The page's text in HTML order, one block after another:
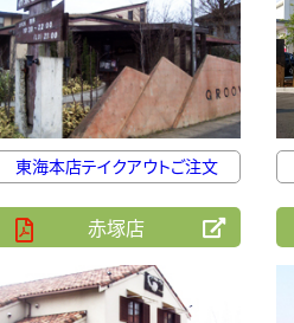
東海本店テイクアウトご注文
赤塚店